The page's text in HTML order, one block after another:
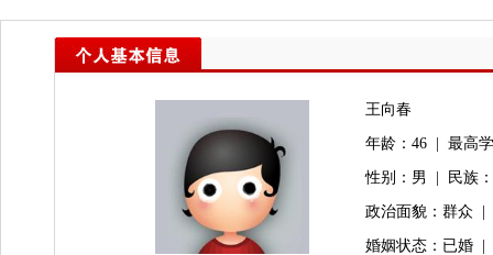
王向春
年龄：46 | 最高
性别：男 | 民族
政治面貌：群众 |
婚姻状态：已婚 |